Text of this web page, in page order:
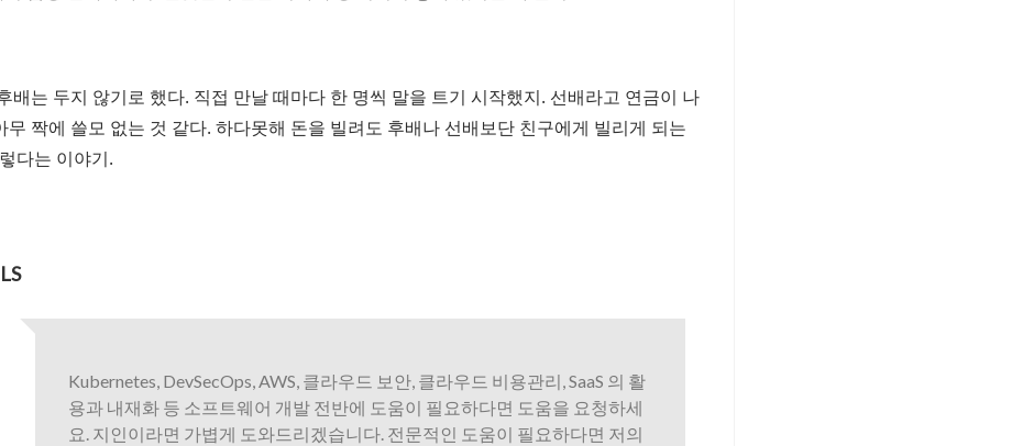
배는 두지 않기로 했다. 직접 만날 때마다 한 명씩 말을 트기 시작했지. 선배라고 연금이 나
무 짝에 쓸모 없는 것 같다. 하다못해 돈을 빌려도 후배나 선배보단 친구에게 빌리게 되는
다는 이야기.
Kubernetes, DevSecOps, AWS, 클라우드 보안, 클라우드 비용관리, SaaS 의 활
용과 내재화 등 소프트웨어 개발 전반에 도움이 필요하다면 도움을 요청하세
요. 지인이라면 가볍게 도와드리겠습니다. 전문적인 도움이 필요하다면 저의